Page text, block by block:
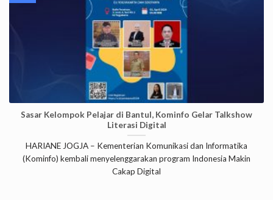
Sasar Kelompok Pelajar di Bantul, Kominfo Gelar Talkshow
Literasi Digital
HARIANE JOGJA – Kementerian Komunikasi dan Informatika
(Kominfo) kembali menyelenggarakan program Indonesia Makin
Cakap Digital